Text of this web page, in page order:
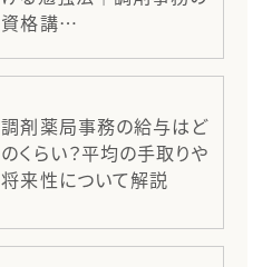
資格講…
調剤薬局事務の給与はど
のくらい？平均の手取りや
将来性について解説